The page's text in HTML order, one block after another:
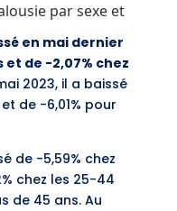
par sexe et
en mai dernier
et de -2,07% chez
2023, il a baissé
de -6,01% pour
de -5,59% chez
chez les 25-44
de 45 ans. Au